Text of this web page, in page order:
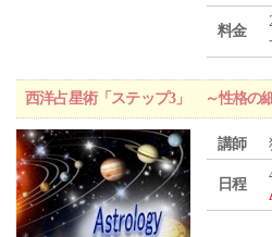
料金
西洋占星術「ステップ3」 ～性格の
講師
日程